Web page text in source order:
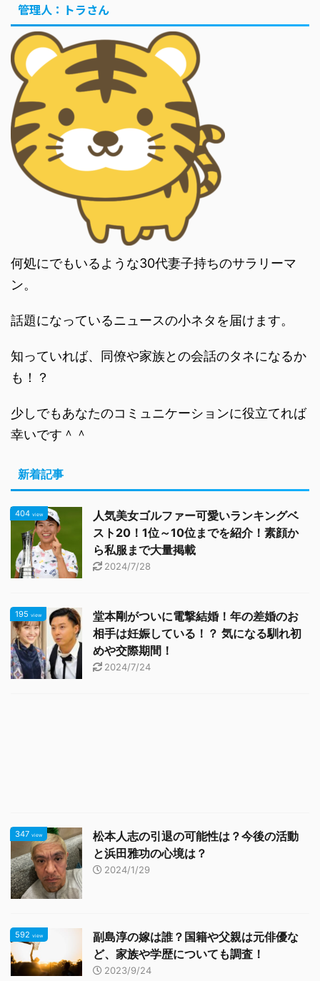
管理人：トラさん
何処にでもいるような30代妻子持ちのサラリーマ
ン。
話題になっているニュースの小ネタを届けます。
知っていれば、同僚や家族との会話のタネになるか
も！？
少しでもあなたのコミュニケーションに役立てれば
幸いです＾＾
新着記事
404 view
人気美女ゴルファー可愛いランキングベ
スト20！1位～10位までを紹介！素顔か
ら私服まで大量掲載
2024/7/28
195 view
堂本剛がついに電撃結婚！年の差婚のお
相手は妊娠している！？ 気になる馴れ初
めや交際期間！
2024/7/24
347 view
松本人志の引退の可能性は？今後の活動
と浜田雅功の心境は？
2024/1/29
592 view
副島淳の嫁は誰？国籍や父親は元俳優な
ど、家族や学歴についても調査！
2023/9/24